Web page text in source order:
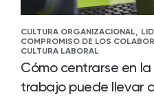
CULTURA ORGANIZACIONAL,
COMPROMISO DE LOS
CULTURA LABORAL
Cómo centrarse en
trabajo puede llevar